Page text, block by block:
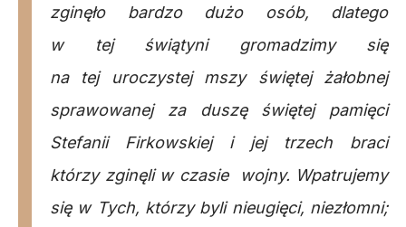
zginęło bardzo dużo osób, dlatego
w tej świątyni gromadzimy się
na tej uroczystej mszy świętej żałobnej
sprawowanej za duszę świętej pamięci
Stefanii Firkowskiej i jej trzech braci
którzy zginęli w czasie wojny. Wpatrujemy
się w Tych, którzy byli nieugięci, niezłomni;